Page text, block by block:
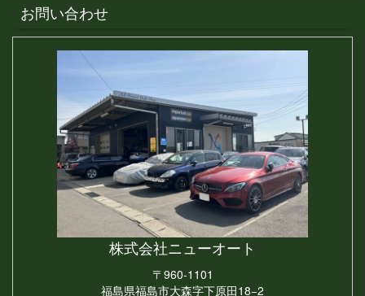
お問い合わせ
株式会社ニューオート
〒960-1101
福島県福島市大森字下原田18−2